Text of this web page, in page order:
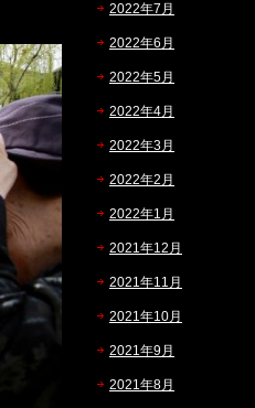
2022年7月
2022年6月
2022年5月
2022年4月
2022年3月
2022年2月
2022年1月
2021年12月
2021年11月
2021年10月
2021年9月
2021年8月